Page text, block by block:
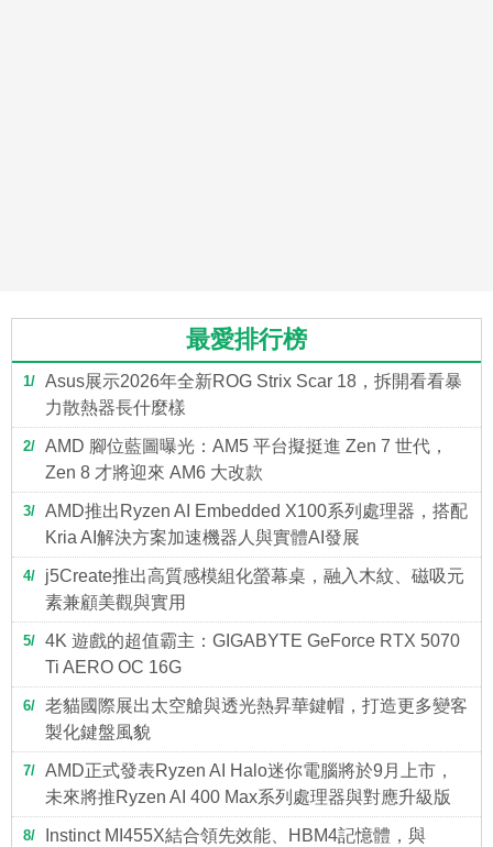
最愛排行榜
1
Asus展示2026年全新ROG Strix Scar 18，拆開看看暴
力散熱器長什麼樣
2
AMD 腳位藍圖曝光：AM5 平台擬挺進 Zen 7 世代，
Zen 8 才將迎來 AM6 大改款
3
AMD推出Ryzen AI Embedded X100系列處理器，搭配
Kria AI解決方案加速機器人與實體AI發展
4
j5Create推出高質感模組化螢幕桌，融入木紋、磁吸元
素兼顧美觀與實用
5
4K 遊戲的超值霸主：GIGABYTE GeForce RTX 5070
Ti AERO OC 16G
6
老貓國際展出太空艙與透光熱昇華鍵帽，打造更多變客
製化鍵盤風貌
7
AMD正式發表Ryzen AI Halo迷你電腦將於9月上市，
未來將推Ryzen AI 400 Max系列處理器與對應升級版
8 Instinct MI455X結合領先效能、HBM4記憶體，與